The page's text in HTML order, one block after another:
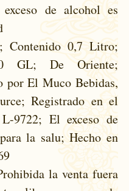
de alcohol es
Contenido 0,7 Litro;
GL; De Oriente;
por El Muco Bebidas,
Registrado en el
9722; El exceso de
la salu; Hecho en
la venta fuera